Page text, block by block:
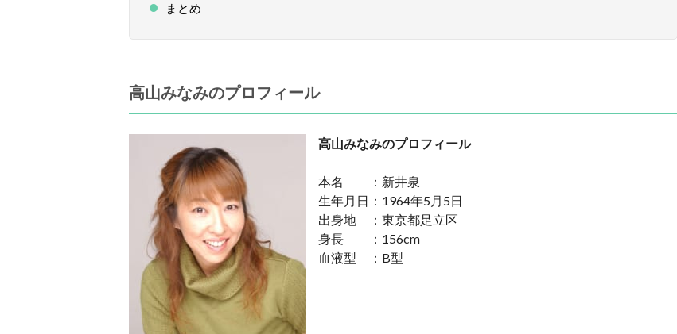
まとめ
高山みなみのプロフィール
高山みなみのプロフィール
本名 ：新井泉
生年月日：1964年5月5日
出身地 ：東京都足立区
身長 ：156cm
血液型 ：B型